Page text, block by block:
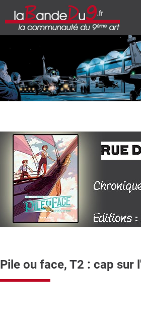
Pile ou face, T2 : cap sur